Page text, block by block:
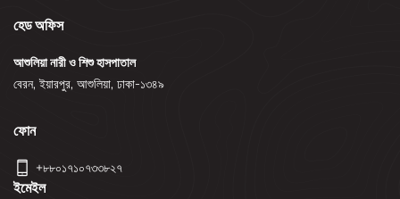
হেড অফিস
আশুলিয়া নারী ও শিশু হাসপাতাল
বেরন, ইয়ারপুর, আশুলিয়া, ঢাকা-১৩৪৯
ফোন
+৮৮০১৭১০৭৩৩৮২৭
ইমেইল